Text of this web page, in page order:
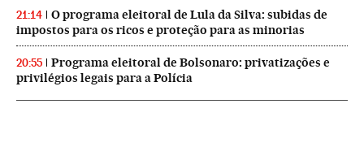
21:14
O programa eleitoral de Lula da Silva: subidas de
impostos para os ricos e proteção para as minorias
20:55
Programa eleitoral de Bolsonaro: privatizações e
privilégios legais para a Polícia